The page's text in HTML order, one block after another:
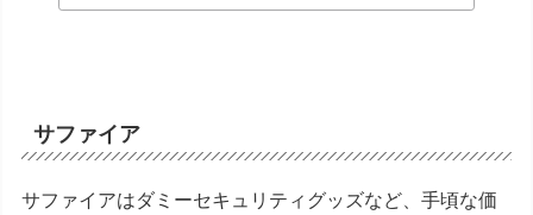
サファイア
サファイアはダミーセキュリティグッズなど、手頃な価